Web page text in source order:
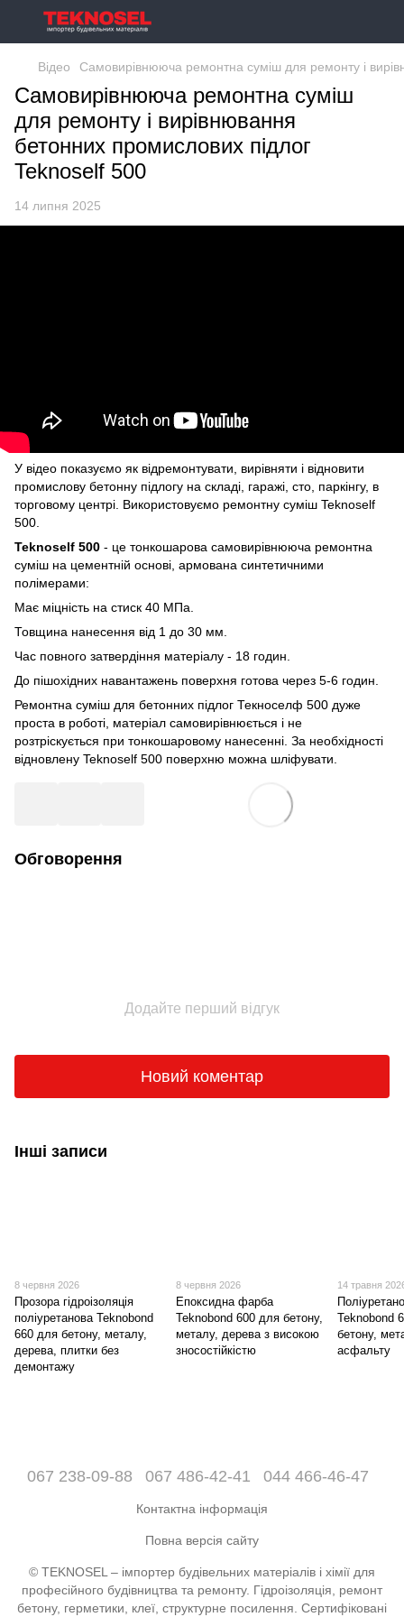
Відео Самовирівнююча ремонтна суміш для ремонту і
Самовирівнююча ремонтна суміш
для ремонту і вирівнювання
бетонних промислових підлог
Teknoself 500
14 липня 2025
У відео показуємо як відремонтувати, вирівняти і відновити
промислову бетонну підлогу на складі, гаражі, сто, паркінгу, в
торговому центрі. Використовуємо ремонтну суміш Teknoself
500.
Teknoself 500 - це тонкошарова самовирівнююча ремонтна
суміш на цементній основі, армована синтетичними
полімерами:
Має міцність на стиск 40 МПа.
Товщина нанесення від 1 до 30 мм.
Час повного затвердіння матеріалу - 18 годин.
До пішохідних навантажень поверхня готова через 5-6 годин.
Ремонтна суміш для бетонних підлог Текноселф 500 дуже
проста в роботі, матеріал самовирівнюється і не
розтріскується при тонкошаровому нанесенні. За необхідності
відновлену Teknoself 500 поверхню можна шліфувати.
Обговорення
Додайте перший відгук
Новий коментар
Інші записи
8 червня 2026
Прозора гідроізоляція
поліуретанова Teknobond
660 для бетону, металу,
дерева, плитки без
демонтажу
8 червня 2026
Епоксидна фарба
Teknobond 600 для бетону,
металу, дерева з високою
зносостійкістю
14 травня
Teknobond
бетону,
асфальту
067 238-09-88 067 486-42-41 044 466-46-47
Контактна інформація
Повна версія сайту
© TEKNOSEL – імпортер будівельних матеріалів і хімії для
професійного будівництва та ремонту. Гідроізоляція, ремонт
бетону, герметики, клеї, структурне посилення. Сертифіковані